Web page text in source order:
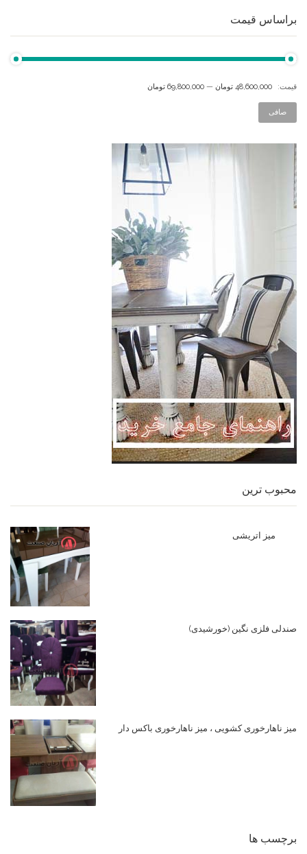
براساس قیمت
صافی
قيمت: 48,600,000 تومان — 69,800,000 تومان
محبوب ترین
میز اتریشی
صندلی فلزی نگین (خورشیدی)
میز ناهارخوری کشویی ، میز ناهارخوری باکس دار
برچسب ها